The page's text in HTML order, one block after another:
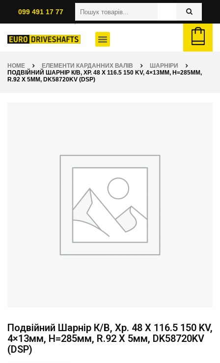
099 491 17 77
HOME ЕЛЕМЕНТИ КАРДАННИХ ВАЛІВ
ШАРНІРИ
ПОДВІЙНИЙ ШАРНІР К/В, ХР. 48 X 116.5 150 KV, 4×13ММ, H=285ММ,
R.92 X 5ММ, DK58720KV (DSP)
Подвійний Шарнір К/в, Хр. 48 X 116.5 150 KV,
4×13мм, H=285мм, R.92 X 5мм, DK58720KV
(DSP)